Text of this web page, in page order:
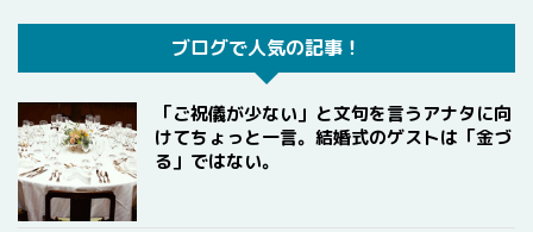
ブログで人気の記事！
「ご祝儀が少ない」と文句を言うアナタに向
けてちょっと一言。結婚式のゲストは「金づ
る」ではない。